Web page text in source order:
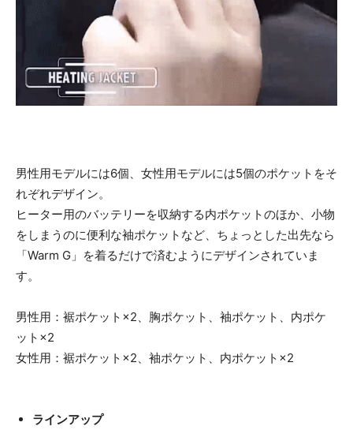
男性用モデルには6個、女性用モデルには5個のポケットをそ
れぞれデザイン。
ヒーター用のバッテリーを収納する内ポケットのほか、小物
をしまうのに便利な袖ポケットなど、ちょっとした出先なら
「Warm G」を着るだけで済むようにデザインされていま
す。
男性用：裾ポケット×2、胸ポケット、袖ポケット、内ポケ
ット×2
女性用：裾ポケット×2、袖ポケット、内ポケット×2
ラインアップ